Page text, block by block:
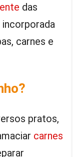
das
incorporada
carnes e
pratos,
carnes